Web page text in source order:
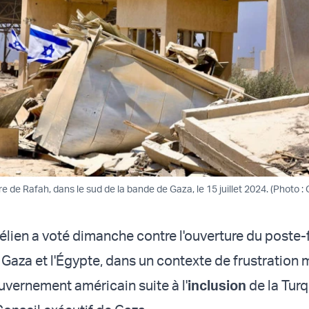
de Rafah, dans le sud de la bande de Gaza, le 15 juillet 2024. (Photo :
a voté dimanche contre l'ouverture du
et l'Égypte, dans un contexte de frustration
américain suite à l'inclusion de la